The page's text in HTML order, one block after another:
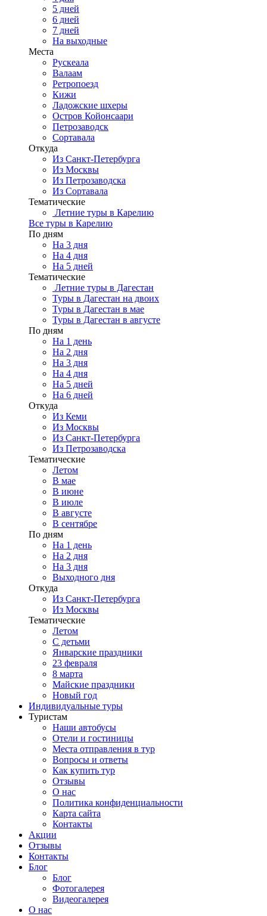
5 дней
6 дней
7 дней
На выходные
Места
Рускеала
Валаам
Ретропоезд
Кижи
Ладожские шхеры
Остров Койонсаари
Петрозаводск
Сортавала
Откуда
Из Санкт-Петербурга
Из Москвы
Из Петрозаводска
Из Сортавала
Тематические
Летние туры в Карелию
Все туры в Карелию
По дням
На 3 дня
На 4 дня
На 5 дней
Тематические
Летние туры в Дагестан
Туры в Дагестан на двоих
Туры в Дагестан в мае
Туры в Дагестан в августе
По дням
На 1 день
На 2 дня
На 3 дня
На 4 дня
На 5 дней
На 6 дней
Откуда
Из Кеми
Из Москвы
Из Санкт-Петербурга
Из Петрозаводска
Тематические
Летом
В мае
В июне
В июле
В августе
В сентябре
По дням
На 1 день
На 2 дня
На 3 дня
Выходного дня
Откуда
Из Санкт-Петербурга
Из Москвы
Тематические
Летом
С детьми
Январские праздники
23 февраля
8 марта
Майские праздники
Новый год
Индивидуальные туры
Туристам
Наши автобусы
Отели и гостиницы
Места отправления в тур
Вопросы и ответы
Как купить тур
Отзывы
О нас
Политика конфиденциальности
Карта сайта
Контакты
Акции
Отзывы
Контакты
Блог
Блог
Фотогалерея
Видеогалерея
О нас